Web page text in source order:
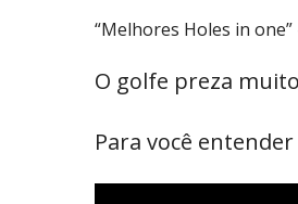
“Melhores Holes in
O golfe preza
Para você